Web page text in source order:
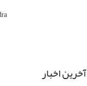
آخرین اخبار